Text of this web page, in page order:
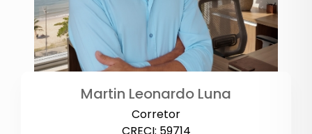
Martin Leonardo Luna
Corretor
CRECI: 59714